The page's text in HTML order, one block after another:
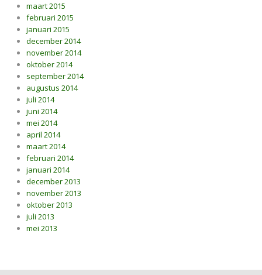
maart 2015
februari 2015
januari 2015
december 2014
november 2014
oktober 2014
september 2014
augustus 2014
juli 2014
juni 2014
mei 2014
april 2014
maart 2014
februari 2014
januari 2014
december 2013
november 2013
oktober 2013
juli 2013
mei 2013